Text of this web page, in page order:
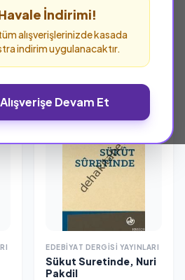
İndirimi!
alışverişlerinizde kasada
indirim uygulanacaktır.
Devam Et
inceleyebilir ve güvenle
%25 İNDİRİM
EDEBIYAT DERGISI YAYINLARI
Sükut Suretinde, Nuri
Pakdil